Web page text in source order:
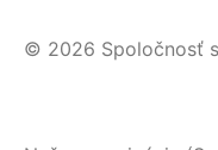
© 2026 Spoločnosť